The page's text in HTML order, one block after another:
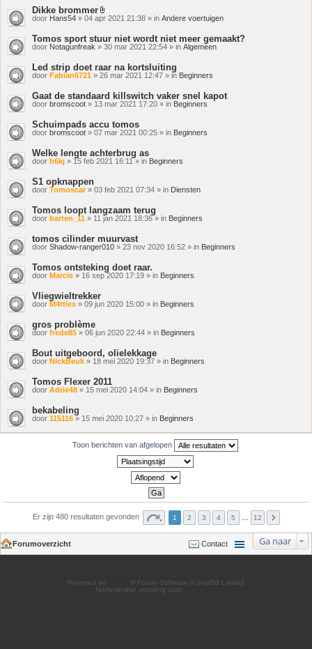
Dikke brommer
Bijlage(n)
door Hans54 » 04 apr 2021 21:38 » in Andere voertuigen
Tomos sport stuur niet wordt niet meer gemaakt?
door Notagunfreak » 30 mar 2021 22:54 » in Algemeen
Led strip doet raar na kortsluiting
door Fabian6721 » 26 mar 2021 12:47 » in Beginners
Gaat de standaard killswitch vaker snel kapot
door bromscoot » 13 mar 2021 17:20 » in Beginners
Schuimpads accu tomos
door bromscoot » 07 mar 2021 00:25 » in Beginners
Welke lengte achterbrug as
door h6kj » 15 feb 2021 16:11 » in Beginners
S1 opknappen
door Tomoscar» 03 feb 2021 07:34 » in Diensten
Tomos loopt langzaam terug
door barten_11 » 11 jan 2021 18:36 » in Beginners
tomos cilinder muurvast
door Shadow-ranger010 » 23 nov 2020 16:52 » in Beginners
Tomos ontsteking doet raar.
door Marcie » 16 sep 2020 17:19 » in Beginners
Vliegwieltrekker
door M4tties » 09 jun 2020 15:00 » in Beginners
gros problème
door frede85 » 06 jun 2020 22:44 » in Beginners
Bout uitgeboord, olielekkage
door NickBeuk » 18 mei 2020 19:37 » in Beginners
Tomos Flexer 2011
door Adrie48 » 15 mei 2020 14:04 » in Beginners
bekabeling
door 115116» 15 mei 2020 10:27 » in Beginners
Toon berichten van afgelopen
Er zijn 480 resultaten gevonden 1 2 3 4 5 12
Ga naar
Forumoverzicht Contact
Powered by
® Forum Software © phpBB Limited
Nederlandse vertaling door